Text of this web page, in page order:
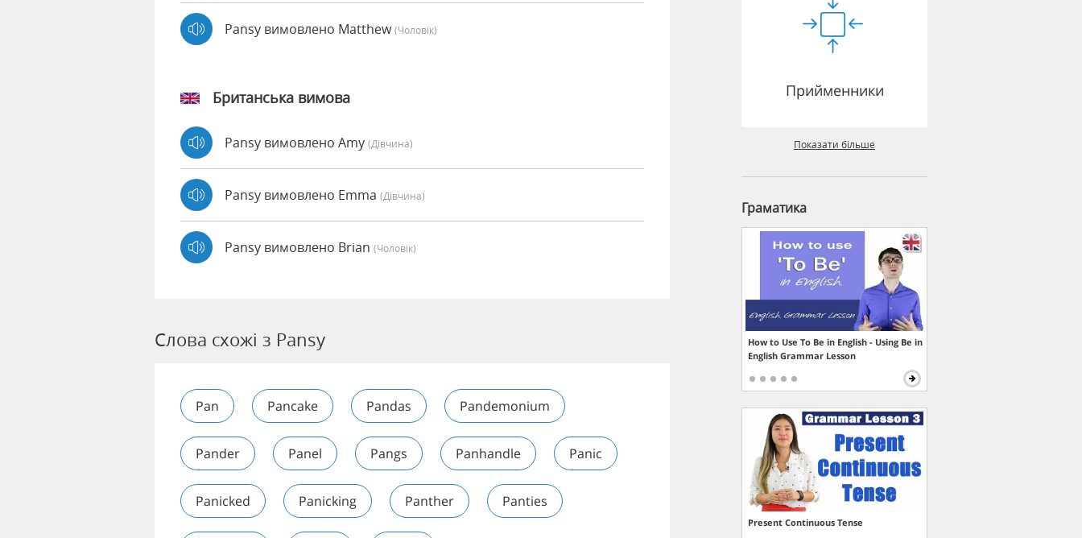
Pansy вимовлено Matthew(чоловік)
Британська вимова
Pansy вимовлено Amy (дівчина)
Pansy вимовлено Emma (дівчина)
Pansy вимовлено Brian (чоловік)
Слова схожі з Pansy
Pan Pancake Pandas Pandemonium
Pander Panel Pangs Panhandle Panic
Panicked Panicking Panther Panties
Прийменники
Показати більше
Граматика
How to Use To Be in English - Using Be in
English Grammar Lesson
Present Continuous Tense